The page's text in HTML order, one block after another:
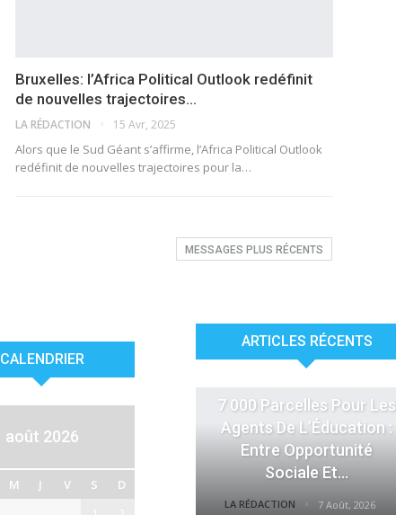
Bruxelles: l’Africa Political Outlook redéfinit
de nouvelles trajectoires…
LA RÉDACTION 15 Avr, 2025
Alors que le Sud Géant s’affirme, l’Africa Political Outlook
redéfinit de nouvelles trajectoires pour la…
MESSAGES PLUS RÉCENTS
CALENDRIER
août 2026
M J V S
D
ARTICLES RÉCENTS
ACTUALITÉS
7 000 Parcelles Pour Les
Agents De L’Éducation :
Entre Opportunité
Sociale Et…
LA RÉDACTION 7 Août, 2026